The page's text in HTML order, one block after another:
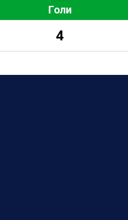
Голи
4